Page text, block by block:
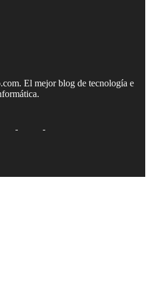
El mejor blog de tecnología e